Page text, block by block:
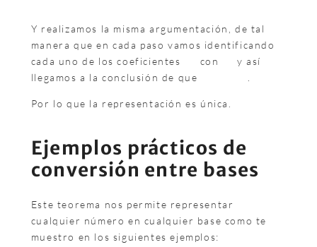
Y realizamos la misma argumentación, de tal
manera que en cada paso vamos identificando
cada uno de los coeficientes
con
y así
llegamos a la conclusión de que
Por lo que la representación es única.
Ejemplos prácticos de
conversión entre bases
Este teorema nos permite representar
cualquier número en cualquier base como te
muestro en los siguientes ejemplos: